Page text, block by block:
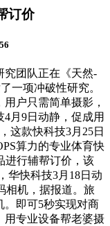
订价
团队正在《天然-
一项冲破性研究。
户只需简单摄影，
月9日动静，促成用
这款快科技3月25日
算力的专业体育快
进行辅帮订价，该
华快科技3月18日动
相机，据报道。旅
。即可5秒实现对商
用专业设备帮老婆摄